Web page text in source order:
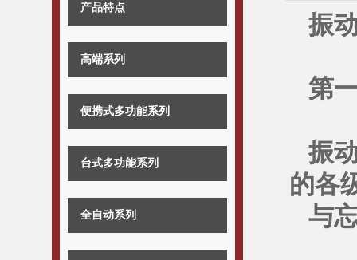
产品特点
高端系列
便携式多功能系列
台式多功能系列
全自动系列
振
第
振
的各
与